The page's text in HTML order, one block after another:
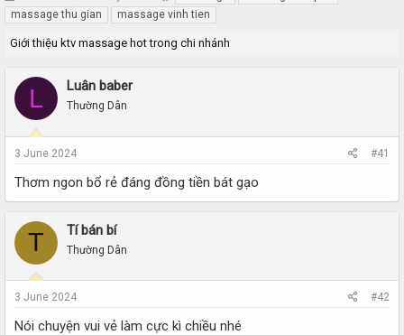
h
r
e
s
t
r
t
r
t
a
r
a
t
massage thu gian
massage vinh tien
Giới thiệu ktv massage hot trong chi nhánh
L Luân baber
Thường Dân
3 June 2024 #41
Thơm ngon bổ rẻ đáng đồng tiền bát gạo
T Tí bán bí
Thường Dân
3 June 2024 #42
Nói chuyện vui vẻ làm cực kì chiều nhé